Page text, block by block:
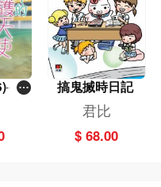
護
搞鬼搣時日記
君比
$ 68.00